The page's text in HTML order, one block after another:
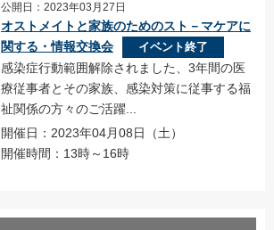
公開日：2023年03月27日
オストメイトと家族のためのスト－マケアに
関する・情報交換会
イベント終了
感染症行動範囲解除されました、3年間の医
療従事者とその家族、感染対策に従事する福
祉関係の方々のご活躍...
開催日：2023年04月08日（土）
開催時間：13時～16時